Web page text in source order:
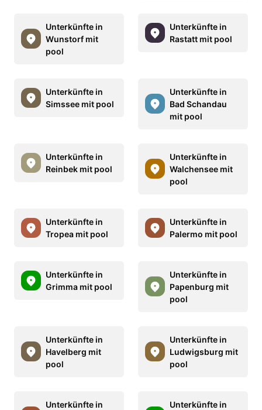
Unterkünfte in
Wunstorf mit
pool
Unterkünfte in
Rastatt mit pool
Unterkünfte in
Simssee mit pool
Unterkünfte in
Bad Schandau
mit pool
Unterkünfte in
Reinbek mit pool
Unterkünfte in
Walchensee mit
pool
Unterkünfte in
Tropea mit pool
Unterkünfte in
Palermo mit pool
Unterkünfte in
Grimma mit pool
Unterkünfte in
Papenburg mit
pool
Unterkünfte in
Havelberg mit
pool
Unterkünfte in
Ludwigsburg mit
pool
Unterkünfte in
Unterkünfte in